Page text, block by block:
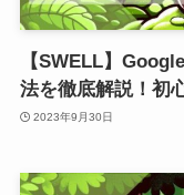
【SWELL】
法を徹底解説！初
2023年9月30日